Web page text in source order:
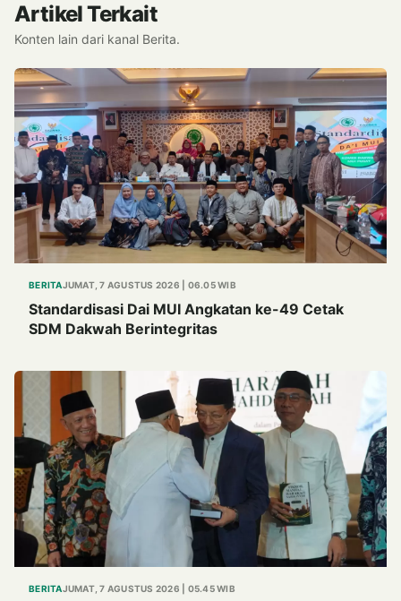
Artikel Terkait
Konten lain dari kanal Berita.
BERITAJUMAT, 7 AGUSTUS 2026 | 06.05 WIB
Standardisasi Dai MUI Angkatan ke-49 Cetak
SDM Dakwah Berintegritas
BERITAJUMAT, 7 AGUSTUS 2026 | 05.45 WIB